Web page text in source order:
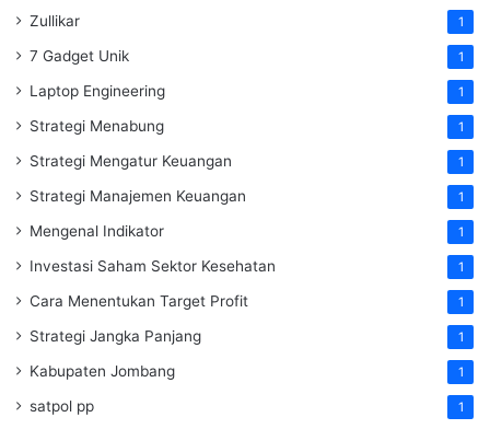
Zullikar 1
7 Gadget Unik 1
Laptop Engineering 1
Strategi Menabung 1
Strategi Mengatur Keuangan 1
Strategi Manajemen Keuangan 1
Mengenal Indikator 1
Investasi Saham Sektor Kesehatan 1
Cara Menentukan Target Profit 1
Strategi Jangka Panjang 1
Kabupaten Jombang 1
satpol pp 1